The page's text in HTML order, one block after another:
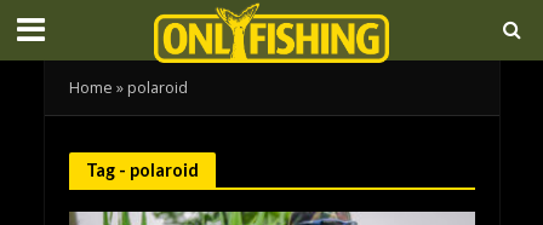
Home » polaroid
Tag - polaroid